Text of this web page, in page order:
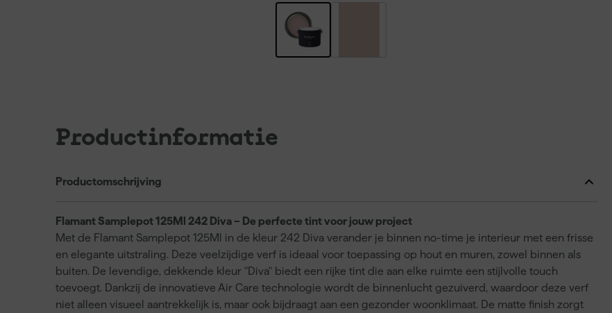
Productinformatie
Productomschrijving
Flamant Samplepot 125Ml 242 Diva – De perfecte tint voor jouw project
Met de Flamant Samplepot 125Ml in de kleur 242 Diva verander je binnen no-time je interieur met een frisse
en elegante uitstraling. Deze veelzijdige verf is ideaal voor toepassing op hout en muren, zowel binnen als
buiten. De levendige, dekkende kleur "Diva" biedt een rijke tint die aan elke ruimte een stijlvolle touch
toevoegt. Dankzij de innovatieve Air Care technologie wordt de binnenlucht gezuiverd, waardoor deze verf
niet alleen visueel aantrekkelijk is, maar ook bijdraagt aan een gezonder woonklimaat. De matte finish zorgt